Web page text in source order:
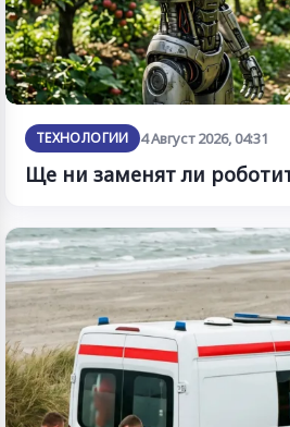
ТЕХНОЛОГИИ 4 Август 2026, 04:31
Ще ни заменят ли